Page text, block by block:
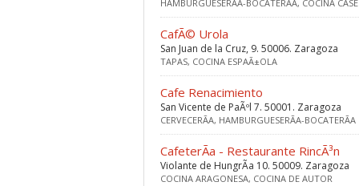
HAMBURGUESERÃ­A-BOCATERÃ­A, COCINA
CafÃ© Urola
San Juan de la Cruz, 9. 50006. Zaragoza
TAPAS, COCINA ESPAÃ±OLA
Cafe Renacimiento
San Vicente de PaÃºl 7. 50001. Zaragoza
CERVECERÃ­A, HAMBURGUESERÃ­A-BOCATERÃ­A
CafeterÃ­a - Restaurante RincÃ³n
Violante de HungrÃ­a 10. 50009. Zaragoza
COCINA ARAGONESA, COCINA DE AUTOR